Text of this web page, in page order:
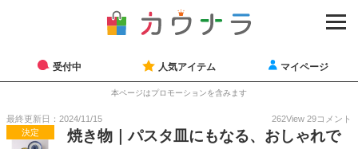
受付中 人気アイテム マイページ
本ページはプロモーションを含みます
最終更新日：2024/11/15 262View 29コメント
決定
焼き物｜パスタ皿にもなる、おしゃれで